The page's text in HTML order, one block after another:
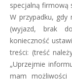
specjalną firmową
W przypadku,
(wyjazd, brak
konieczność
treści: (treść
„Uprzejmie
mam możliwości